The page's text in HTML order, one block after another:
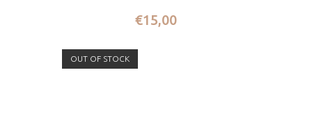
€15,00
OUT OF STOCK